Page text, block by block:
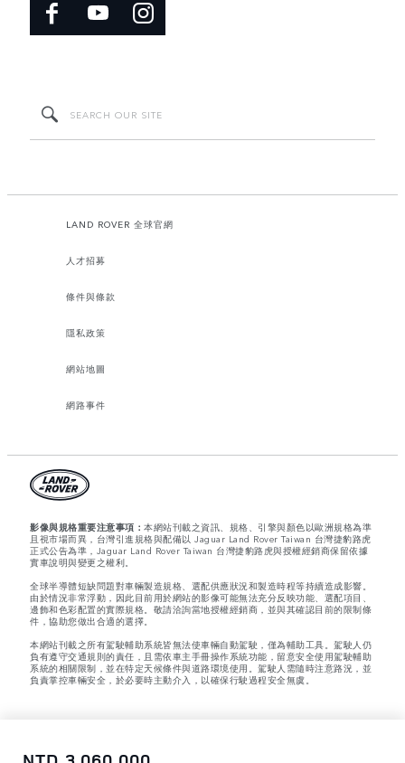
LAND ROVER 全球官網
人才招募
條件與條款
隱私政策
網站地圖
網路事件
影像與規格重要注意事項： 本網站刊載之資訊、規格、引擎與顏色以歐洲規格為準
且視市場而異，台灣引進規格與配備以 Jaguar Land Rover Taiwan 台灣捷豹路虎
正式公告為準，Jaguar Land Rover Taiwan 台灣捷豹路虎與授權經銷商保留依據
實車說明與變更之權利。
全球半導體短缺問題對車輛製造規格、選配供應狀況和製造時程等持續造成影響。
由於情況非常浮動，因此目前用於網站的影像可能無法充分反映功能、選配項目、
邊飾和色彩配置的實際規格。敬請洽詢當地授權經銷商，並與其確認目前的限制條
件，協助您做出合適的選擇。
本網站刊載之所有駕駛輔助系統皆無法使車輛自動駕駛，僅為輔助工具。駕駛人仍
負有遵守交通規則的責任，且需依車主手冊操作系統功能，留意安全使用駕駛輔助
系統的相關限制，並在特定天候條件與道路環境使用。駕駛人需隨時注意路況，並
負責掌控車輛安全，於必要時主動介入，以確保行駛過程安全無虞。